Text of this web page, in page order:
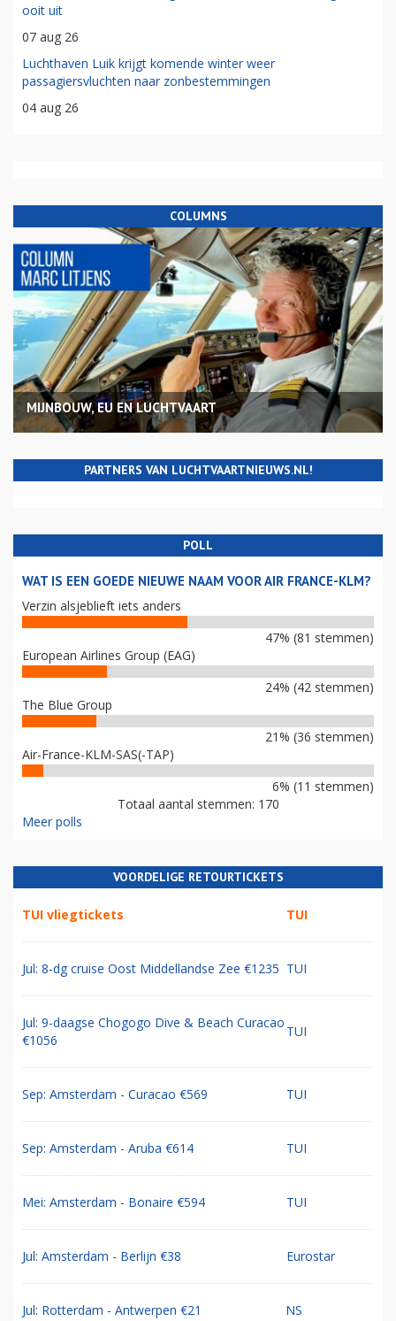
ooit uit
07 aug 26
Luchthaven Luik krijgt komende winter weer
passagiersvluchten naar zonbestemmingen
04 aug 26
COLUMNS
MIJNBOUW, EU EN LUCHTVAART
PARTNERS VAN LUCHTVAARTNIEUWS.NL!
POLL
WAT IS EEN GOEDE NIEUWE NAAM VOOR AIR FRANCE-KLM?
Verzin alsjeblieft iets anders
47% (81 stemmen)
European Airlines Group (EAG)
24% (42 stemmen)
The Blue Group
21% (36 stemmen)
Air-France-KLM-SAS(-TAP)
6% (11 stemmen)
Totaal aantal stemmen: 170
Meer polls
VOORDELIGE RETOURTICKETS
TUI vliegtickets TUI
Jul: 8-dg cruise Oost Middellandse Zee €1235 TUI
Jul: 9-daagse Chogogo Dive & Beach Curacao
€1056
TUI
Sep: Amsterdam - Curacao €569 TUI
Sep: Amsterdam - Aruba €614 TUI
Mei: Amsterdam - Bonaire €594 TUI
Jul: Amsterdam - Berlijn €38 Eurostar
Jul: Rotterdam - Antwerpen €21 NS